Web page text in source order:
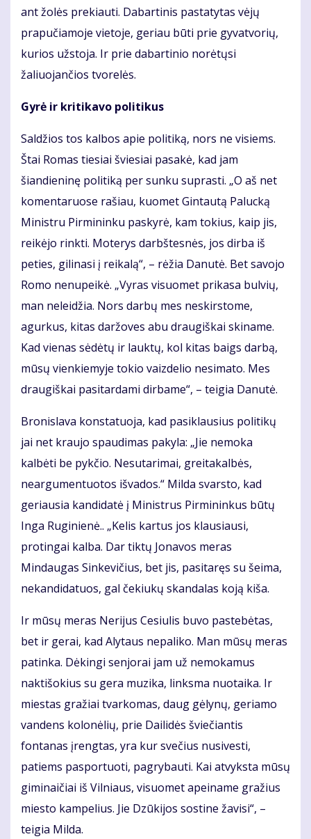
ant žolės prekiauti. Dabartinis pastatytas vėjų
prapučiamoje vietoje, geriau būti prie gyvatvorių,
kurios užstoja. Ir prie dabartinio norėtųsi
žaliuojančios tvorelės.
Gyrė ir kritikavo politikus
Saldžios tos kalbos apie politiką, nors ne visiems.
Štai Romas tiesiai šviesiai pasakė, kad jam
šiandieninę politiką per sunku suprasti. „O aš net
komentaruose rašiau, kuomet Gintautą Palucką
Ministru Pirmininku paskyrė, kam tokius, kaip jis,
reikėjo rinkti. Moterys darbštesnės, jos dirba iš
peties, gilinasi į reikalą“, – rėžia Danutė. Bet savojo
Romo nenupeikė. „Vyras visuomet prikasa bulvių,
man neleidžia. Nors darbų mes neskirstome,
agurkus, kitas daržoves abu draugiškai skiname.
Kad vienas sėdėtų ir lauktų, kol kitas baigs darbą,
mūsų vienkiemyje tokio vaizdelio nesimato. Mes
draugiškai pasitardami dirbame“, – teigia Danutė.
Bronislava konstatuoja, kad pasiklausius politikų
jai net kraujo spaudimas pakyla: „Jie nemoka
kalbėti be pykčio. Nesutarimai, greitakalbės,
neargumentuotos išvados.“ Milda svarsto, kad
geriausia kandidatė į Ministrus Pirmininkus būtų
Inga Ruginienė.. „Kelis kartus jos klausiausi,
protingai kalba. Dar tiktų Jonavos meras
Mindaugas Sinkevičius, bet jis, pasitaręs su šeima,
nekandidatuos, gal čekiukų skandalas koją kiša.
Ir mūsų meras Nerijus Cesiulis buvo pastebėtas,
bet ir gerai, kad Alytaus nepaliko. Man mūsų meras
patinka. Dėkingi senjorai jam už nemokamus
naktišokius su gera muzika, linksma nuotaika. Ir
miestas gražiai tvarkomas, daug gėlynų, geriamo
vandens kolonėlių, prie Dailidės šviečiantis
fontanas įrengtas, yra kur svečius nusivesti,
patiems pasportuoti, pagrybauti. Kai atvyksta mūsų
giminaičiai iš Vilniaus, visuomet apeiname gražius
miesto kampelius. Jie Dzūkijos sostine žavisi“, –
teigia Milda.